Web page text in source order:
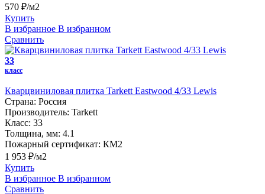
570 ₽/м2
Купить
В избранное В избранном
Сравнить
33
класс
Кварцвиниловая плитка Tarkett Eastwood 4/33 Lewis
Страна: Россия
Производитель: Tarkett
Класс: 33
Толщина, мм: 4.1
Пожарный сертификат: КМ2
1 953 ₽/м2
Купить
В избранное В избранном
Сравнить